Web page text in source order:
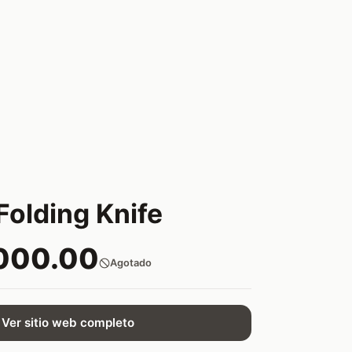
Knife
Agotado
Ver sitio web completo